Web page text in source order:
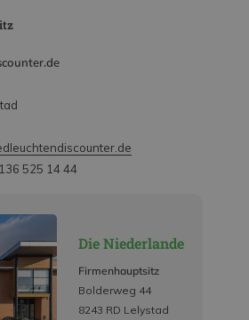
525 14 44
Die Niederlande
Firmenhauptsitz
Bolderweg 44
8243 RD Lelystad